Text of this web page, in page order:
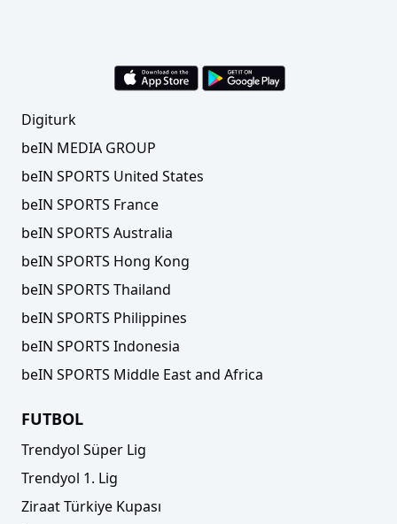
Digiturk
beIN MEDIA GROUP
beIN SPORTS United States
beIN SPORTS France
beIN SPORTS Australia
beIN SPORTS Hong Kong
beIN SPORTS Thailand
beIN SPORTS Philippines
beIN SPORTS Indonesia
beIN SPORTS Middle East and Africa
FUTBOL
Trendyol Süper Lig
Trendyol 1. Lig
Ziraat Türkiye Kupası